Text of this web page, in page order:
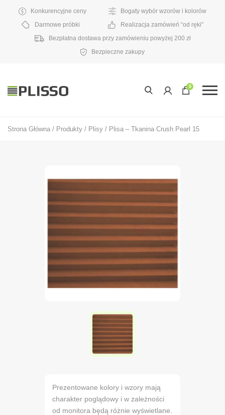
Konkurencyjne ceny
Bogaty wybór wzorów i kolorów
Darmowe próbki
Realizacja zamówień “od ręki”
Bezpłatna dostawa przy zamówieniu powyżej 200 zł
Bezpieczne zakupy
0
Strona Główna / Produkty / Plisy / Plisa – Tkanina Crush Pearl 15
Prezentowane kolory i wzory mają
charakter poglądowy i w zależności
od monitora będą różnie wyświetlane.